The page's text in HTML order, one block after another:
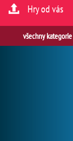
Hry od vás
všechny kategorie